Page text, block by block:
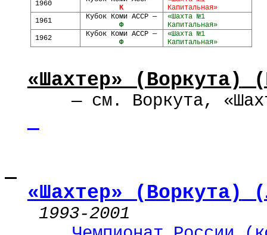
1960
К
Капитальная»
1961
Кубок Коми АССР —
Ф
«Шахта №1
Капитальная»
1962
Кубок Коми АССР —
Ф
«Шахта №1
Капитальная»
«Шахтер» (Воркута)
— см. Воркута,
«Шахтер» (Воркута)
1993-2001